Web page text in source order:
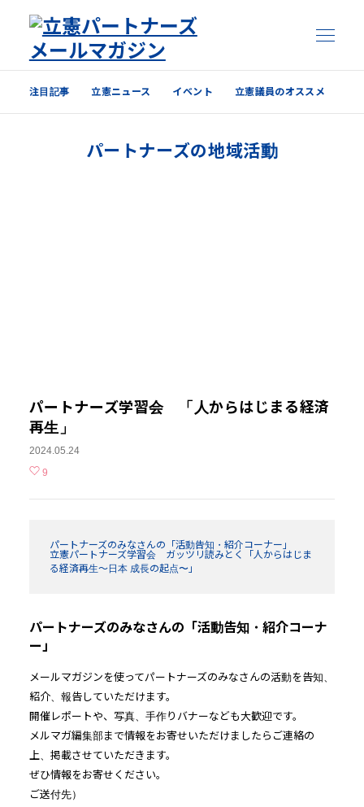
立憲ニュース
注目記事 立憲ニュース イベント 立憲議員のオススメ
パートナーズの地域活動
パートナーズ学習会 「人からはじまる経済
再生」
2024.05.24
9
パートナーズのみなさんの「活動告知・紹介コーナー」
立憲パートナーズ学習会 ガッツリ読みとく「人からはじま
る経済再生〜日本 成長の起点〜」
パートナーズのみなさんの「活動告知・紹介コーナ
ー」
メールマガジンを使ってパートナーズのみなさんの活動を告知、
紹介、報告していただけます。
開催レポートや、写真、手作りバナーなども大歓迎です。
メルマガ編集部まで情報をお寄せいただけましたらご連絡の
上、掲載させていただきます。
ぜひ情報をお寄せください。
ご送付先）